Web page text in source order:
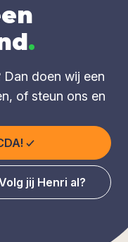
.
doen wij een
of steun ons en
jij Henri al?